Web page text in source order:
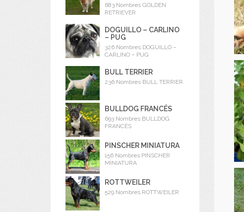
683 Nombres GOLDEN
RETRIEVER
DOGUILLO – CARLINO
– PUG
326 Nombres DOGUILLO –
CARLINO – PUG
BULL TERRIER
236 Nombres BULL TERRIER
BULLDOG FRANCÉS
693 Nombres BULLDOG
FRANCÉS
PINSCHER MINIATURA
156 Nombres PINSCHER
MINIATURA
ROTTWEILER
529 Nombres ROTTWEILER